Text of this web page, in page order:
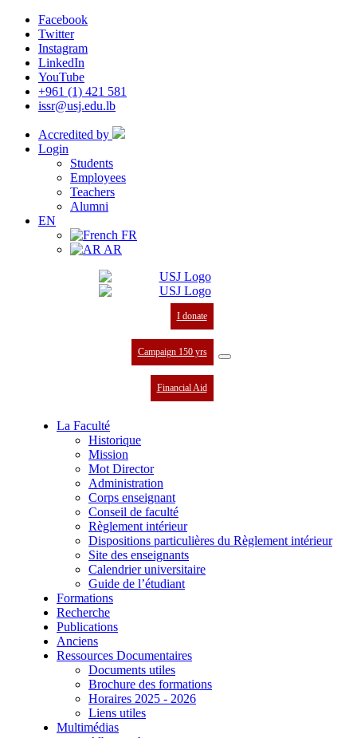
Facebook
Twitter
Instagram
LinkedIn
YouTube
+961 (1) 421 581
issr@usj.edu.lb
Accredited by
Login
Students
Employees
Teachers
Alumni
EN
FR
AR
I donate
Campaign 150 yrs
Financial Aid
La Faculté
Historique
Mission
Mot Director
Administration
Corps enseignant
Conseil de faculté
Règlement intérieur
Dispositions particulières du Règlement intérieur
Site des enseignants
Calendrier universitaire
Guide de l’étudiant
Formations
Recherche
Publications
Anciens
Ressources Documentaires
Documents utiles
Brochure des formations
Horaires 2025 - 2026
Liens utiles
Multimédias